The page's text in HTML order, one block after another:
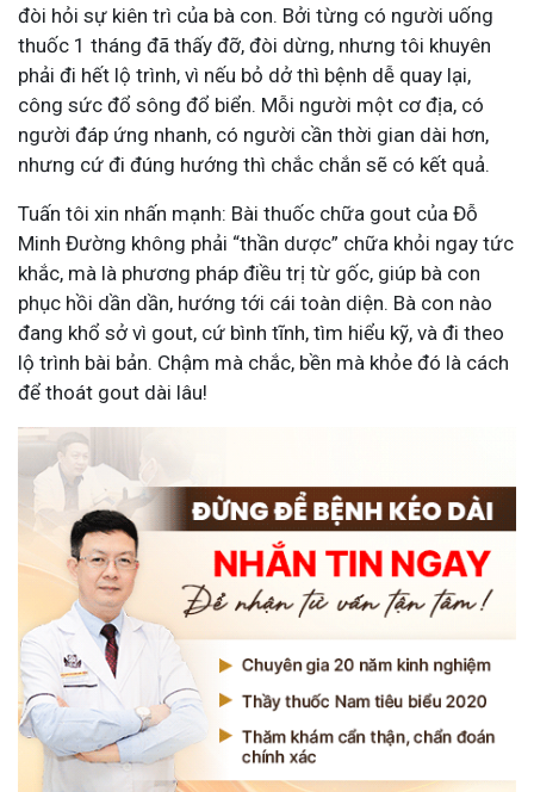
đòi hỏi sự kiên trì của bà con. Bởi từng có người uống
thuốc 1 tháng đã thấy đỡ, đòi dừng, nhưng tôi khuyên
phải đi hết lộ trình, vì nếu bỏ dở thì bệnh dễ quay lại,
công sức đổ sông đổ biển. Mỗi người một cơ địa, có
người đáp ứng nhanh, có người cần thời gian dài hơn,
nhưng cứ đi đúng hướng thì chắc chắn sẽ có kết quả.
Tuấn tôi xin nhấn mạnh: Bài thuốc chữa gout của Đỗ
Minh Đường không phải “thần dược” chữa khỏi ngay tức
khắc, mà là phương pháp điều trị từ gốc, giúp bà con
phục hồi dần dần, hướng tới cái toàn diện. Bà con nào
đang khổ sở vì gout, cứ bình tĩnh, tìm hiểu kỹ, và đi theo
lộ trình bài bản. Chậm mà chắc, bền mà khỏe đó là cách
để thoát gout dài lâu!